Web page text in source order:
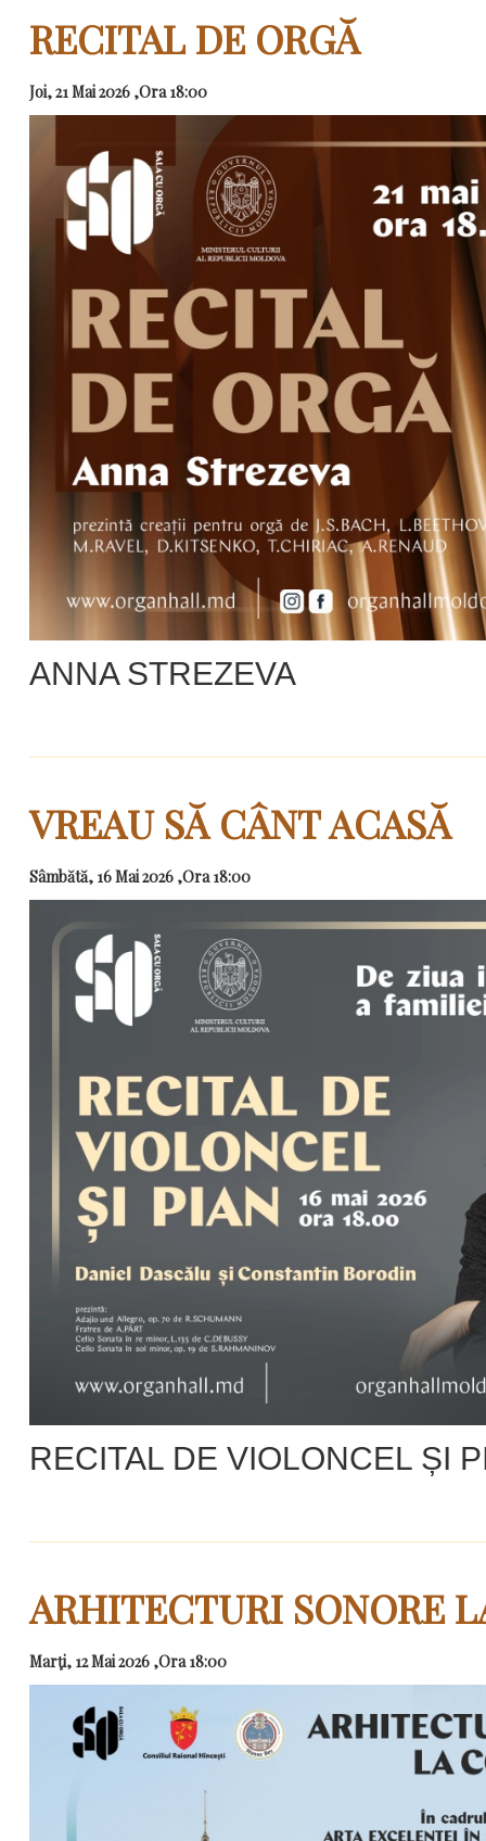
RECITAL DE ORGĂ
Joi, 21 Mai 2026 ,Ora 18:00
ANNA STREZEVA
VREAU SĂ CÂNT ACASĂ
Sâmbătă, 16 Mai 2026 ,Ora 18:00
RECITAL DE VIOLONCEL ȘI
ARHITECTURI SONORE
Marţi, 12 Mai 2026 ,Ora 18:00